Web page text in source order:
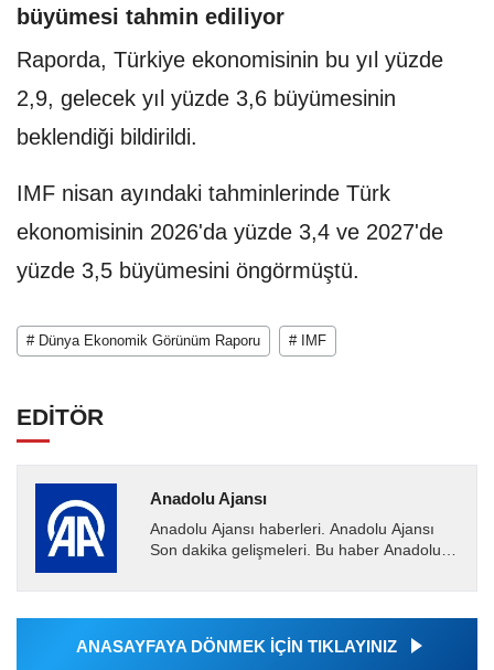
büyümesi tahmin ediliyor
Raporda, Türkiye ekonomisinin bu yıl yüzde
2,9, gelecek yıl yüzde 3,6 büyümesinin
beklendiği bildirildi.
IMF nisan ayındaki tahminlerinde Türk
ekonomisinin 2026'da yüzde 3,4 ve 2027'de
yüzde 3,5 büyümesini öngörmüştü.
# Dünya Ekonomik Görünüm Raporu # IMF
EDİTÖR
Anadolu Ajansı
Anadolu Ajansı haberleri. Anadolu Ajansı
Son dakika gelişmeleri. Bu haber Anadolu
Ajansı tarafından...
ANASAYFAYA DÖNMEK İÇİN TIKLAYINIZ